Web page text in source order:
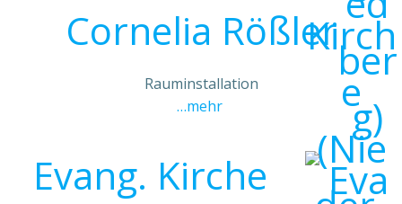
Cornelia Rößler
Rauminstallation
…mehr
Evang. Kirche